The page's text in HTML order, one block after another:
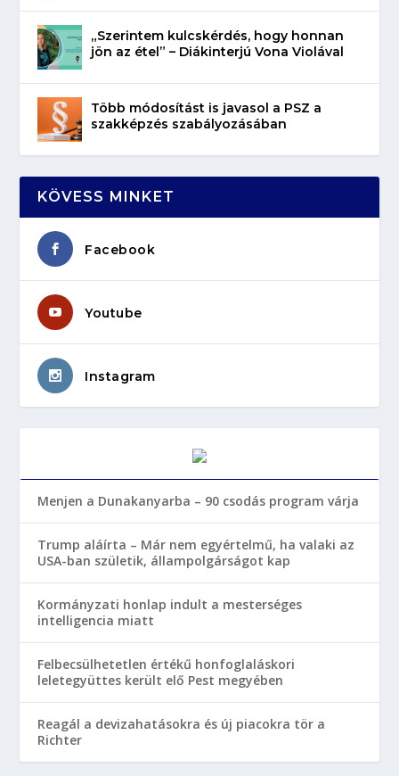
„Szerintem kulcskérdés, hogy honnan
jön az étel” – Diákinterjú Vona Violával
Több módosítást is javasol a PSZ a
szakképzés szabályozásában
KÖVESS MINKET
Facebook
Youtube
Instagram
Menjen a Dunakanyarba – 90 csodás program várja
Trump aláírta – Már nem egyértelmű, ha valaki az
USA-ban születik, állampolgárságot kap
Kormányzati honlap indult a mesterséges
intelligencia miatt
Felbecsülhetetlen értékű honfoglaláskori
leletegyüttes került elő Pest megyében
Reagál a devizahatásokra és új piacokra tör a
Richter